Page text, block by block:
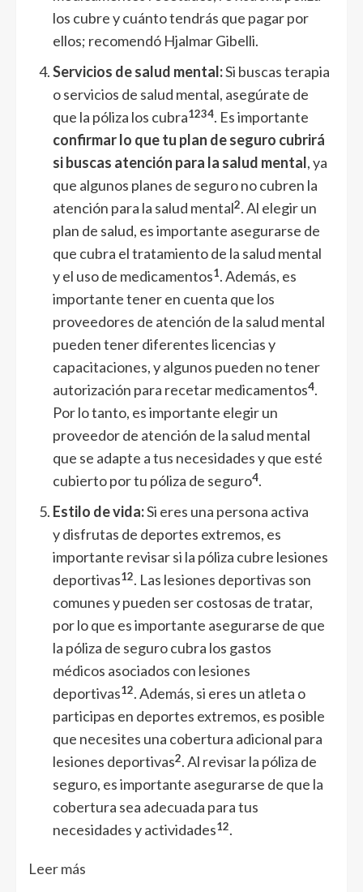
los cubre y cuánto tendrás que pagar por
ellos; recomendó Hjalmar Gibelli.
Servicios de salud mental:Si buscas terapia
o servicios de salud mental, asegúrate de
que la póliza los cubra1234. Es importante
confirmar lo que tu plan de seguro cubrirá
si buscas atención para la salud mental, ya
que algunos planes de seguro no cubren la
atención para la salud mental2. Al elegir un
plan de salud, es importante asegurarse de
que cubra el tratamiento de la salud mental
y el uso de medicamentos1. Además, es
importante tener en cuenta que los
proveedores de atención de la salud mental
pueden tener diferentes licencias y
capacitaciones, y algunos pueden no tener
autorización para recetar medicamentos4.
Por lo tanto, es importante elegir un
proveedor de atención de la salud mental
que se adapte a tus necesidades y que esté
cubierto por tu póliza de seguro4.
Estilo de vida:Si eres una persona activa
y disfrutas de deportes extremos, es
importante revisar si la póliza cubre lesiones
deportivas12. Las lesiones deportivas son
comunes y pueden ser costosas de tratar,
por lo que es importante asegurarse de que
la póliza de seguro cubra los gastos
médicos asociados con lesiones
deportivas12. Además, si eres un atleta o
participas en deportes extremos, es posible
que necesites una cobertura adicional para
lesiones deportivas2. Al revisar la póliza de
seguro, es importante asegurarse de que la
cobertura sea adecuada para tus
necesidades y actividades12.
Leer más